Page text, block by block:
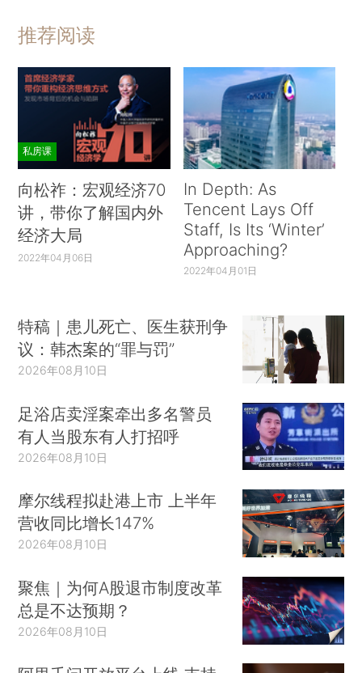
推荐阅读
私房课
向松祚：宏观经济70
讲，带你了解国内外
经济大局
2022年04月06日
In Depth: As
Tencent Lays Off
Staff, Is Its ‘Winter’
Approaching?
2022年04月01日
特稿｜患儿死亡、医生获刑争
议：韩杰案的“罪与罚”
2026年08月10日
足浴店卖淫案牵出多名警员
有人当股东有人打招呼
2026年08月10日
摩尔线程拟赴港上市 上半年
营收同比增长147%
2026年08月10日
聚焦｜为何A股退市制度改革
总是不达预期？
2026年08月10日